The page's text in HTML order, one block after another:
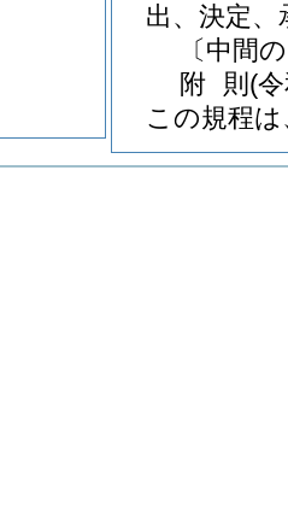
出、決定
〔中間
附 則 (
この規程